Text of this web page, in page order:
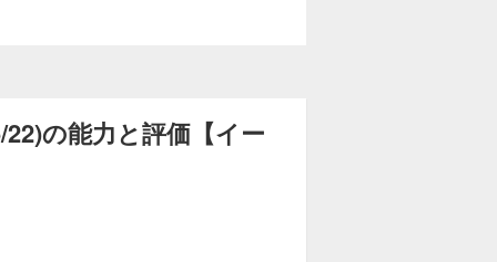
の能力と評価【イー